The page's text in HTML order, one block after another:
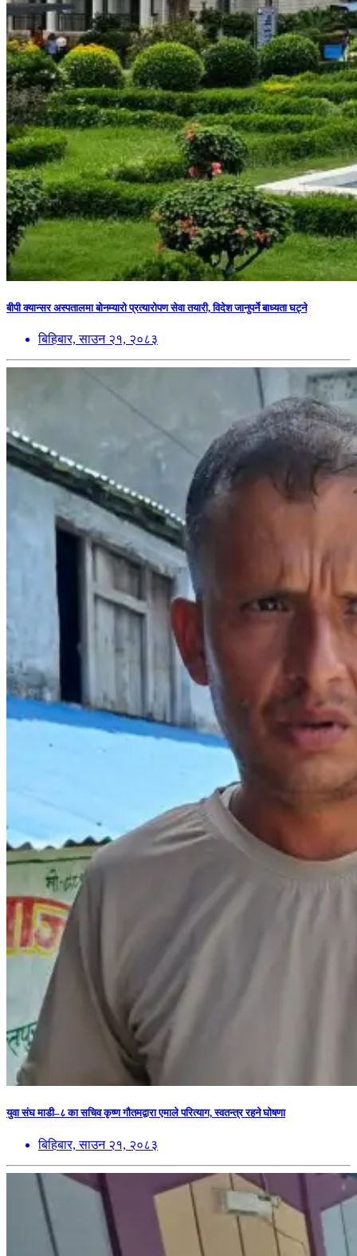
बीपी क्यान्सर अस्पतालमा बोनम्यारो प्रत्यारोपण सेवा तयारी, विदेश जानुपर्ने बाध्यता घट्ने
बिहिबार, साउन २१, २०८३
युवा संघ माडी–८ का सचिव कृष्ण गौतमद्वारा एमाले परित्याग, स्वतन्त्र रहने घोषणा
बिहिबार, साउन २१, २०८३